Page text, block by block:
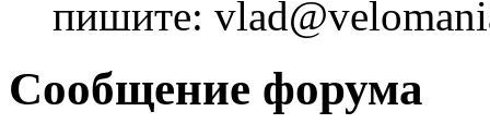
пишите:
Сообщение форума